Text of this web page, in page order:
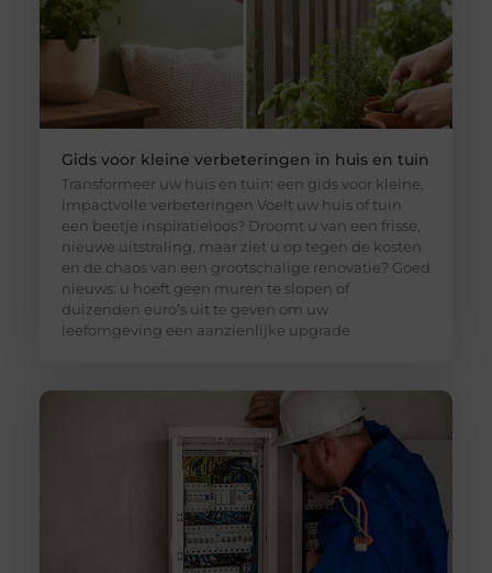
Gids voor kleine verbeteringen in huis en tuin
Transformeer uw huis en tuin: een gids voor kleine,
impactvolle verbeteringen Voelt uw huis of tuin
een beetje inspiratieloos? Droomt u van een frisse,
nieuwe uitstraling, maar ziet u op tegen de kosten
en de chaos van een grootschalige renovatie? Goed
nieuws: u hoeft geen muren te slopen of
duizenden euro’s uit te geven om uw
leefomgeving een aanzienlijke upgrade